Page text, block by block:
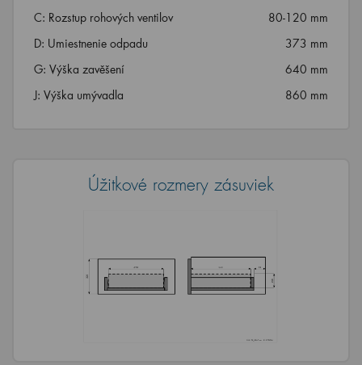
C: Rozstup rohových ventilov
80-120 mm
D: Umiestnenie odpadu
373 mm
G: Výška zavěšení
640 mm
J: Výška umývadla
860 mm
Úžitkové rozmery zásuviek